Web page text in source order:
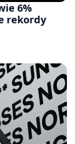
6%
rekordy